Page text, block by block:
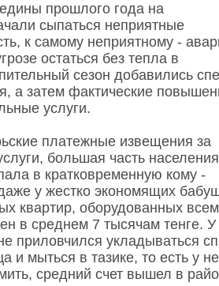
прошлого года на
сыпаться неприятные
к самому неприятному -
остаться без тепла в
сезон добавились
а затем фактические
услуги.
платежные извещения за
большая часть населения
в кратковременную кому -
у жестко экономящих
квартир, оборудованных
в среднем 7 тысячам тенге. У
приловчился укладываться
и мыться в тазике, то есть у не
средний счет вышел в